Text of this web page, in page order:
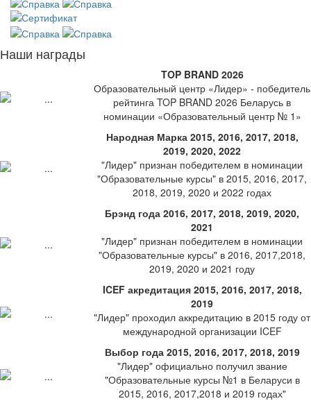
Наши награды
TOP BRAND 2026
Образовательный центр «Лидер» - победитель
рейтинга TOP BRAND 2026 Беларусь в
номинации «Образовательный центр № 1»
Народная Марка 2015, 2016, 2017, 2018,
2019, 2020, 2022
"Лидер" признан победителем в номинации
"Образовательные курсы" в 2015, 2016, 2017,
2018, 2019, 2020 и 2022 годах
Брэнд года 2016, 2017, 2018, 2019, 2020,
2021
"Лидер" признан победителем в номинации
"Образовательные курсы" в 2016, 2017,2018,
2019, 2020 и 2021 году
ICEF акредитация 2015, 2016, 2017, 2018,
2019
"Лидер" проходил аккредитацию в 2015 году от
международной организации ICEF
Выбор года 2015, 2016, 2017, 2018, 2019
"Лидер" официально получил звание
"Образовательные курсы №1 в Беларуси в
2015, 2016, 2017,2018 и 2019 годах"